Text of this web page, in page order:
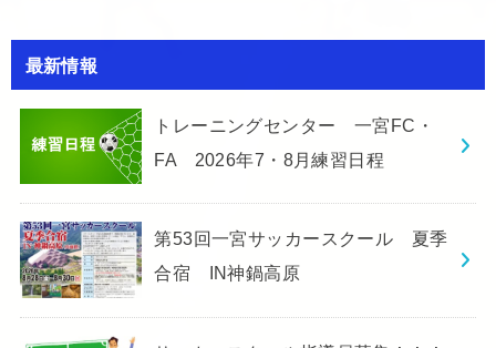
最新情報
トレーニングセンター 一宮FC・
FA 2026年7・8月練習日程
第53回一宮サッカースクール 夏季
合宿 IN神鍋高原